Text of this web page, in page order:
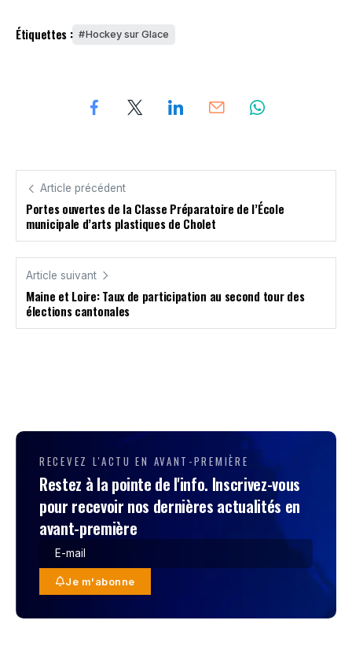
Étiquettes : Hockey sur Glace
Article précédent
Portes ouvertes de la Classe Préparatoire de l’École
municipale d’arts plastiques de Cholet
Article suivant
Maine et Loire: Taux de participation au second tour des
élections cantonales
RECEVEZ L'ACTU EN AVANT-PREMIÈRE
Restez à la pointe de l'info. Inscrivez-vous
pour recevoir nos dernières actualités en
avant-première
Je m'abonne